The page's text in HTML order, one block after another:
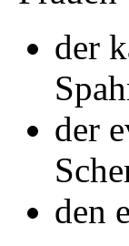
der
der
den